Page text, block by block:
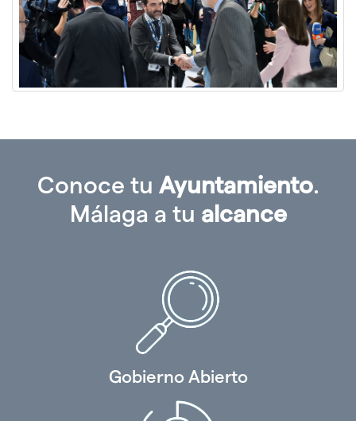
Conoce tu Ayuntamiento.
Málaga a tu alcance
Gobierno Abierto